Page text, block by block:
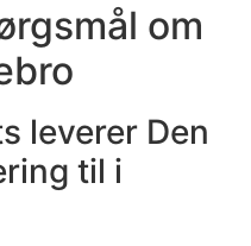
om
leverer Den
til i